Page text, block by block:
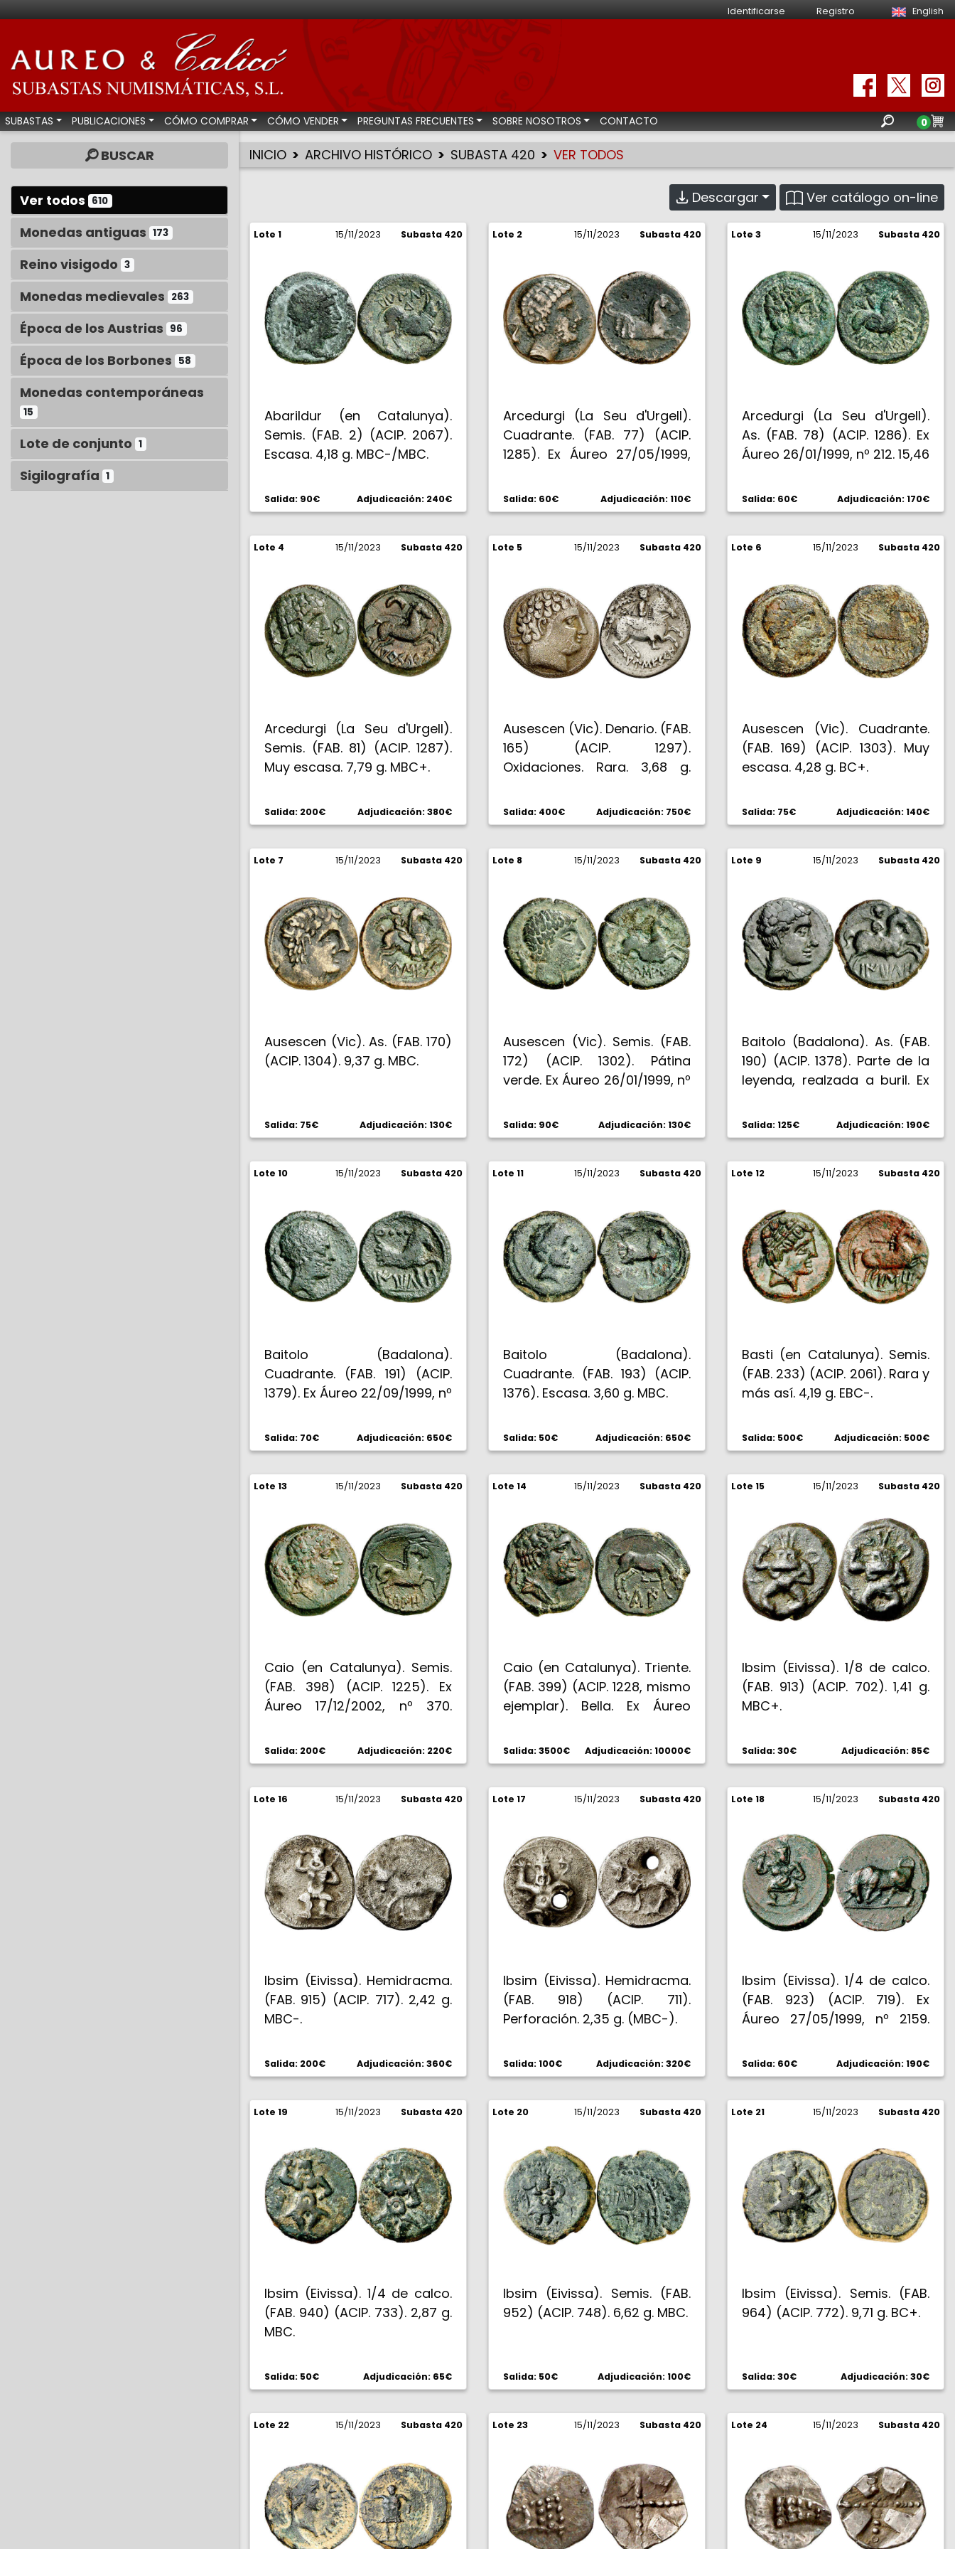
Identificarse Registro English
Aureo & Calicó - Subastas numismáticas
SUBASTAS PUBLICACIONES CÓMO COMPRAR CÓMO VENDER PREGUNTAS FRECUENTES SOBRE NOSOTROS CONTACTO 0
BUSCAR
Ver todos 610
Monedas antiguas 173
Reino visigodo 3
Monedas medievales 263
Época de los Austrias 96
Época de los Borbones 58
Monedas contemporáneas
15
Lote de conjunto 1
Sigilografía 1
INICIO ARCHIVO HISTÓRICO SUBASTA 420 VER TODOS
Descargar Ver catálogo on-line
Lote 1 15/11/2023 Subasta 420
Abarildur (en Catalunya).
Semis. (FAB. 2) (ACIP. 2067).
Escasa. 4,18 g. MBC-/MBC.
Salida: 90€ Adjudicación: 240€
Lote 2 15/11/2023 Subasta 420
Arcedurgi (La Seu d'Urgell).
Cuadrante. (FAB. 77) (ACIP.
1285). Ex Áureo 27/05/1999,
Salida: 60€ Adjudicación: 110€
Lote 3 15/11/2023 Subasta 420
Arcedurgi (La Seu d'Urgell).
As. (FAB. 78) (ACIP. 1286). Ex
Áureo 26/01/1999, nº 212. 15,46
Salida: 60€ Adjudicación: 170€
Lote 4 15/11/2023 Subasta 420
Arcedurgi (La Seu d'Urgell).
Semis. (FAB. 81) (ACIP. 1287).
Muy escasa. 7,79 g. MBC+.
Salida: 200€ Adjudicación: 380€
Lote 5 15/11/2023 Subasta 420
Ausescen (Vic). Denario. (FAB.
165) (ACIP. 1297).
Oxidaciones. Rara. 3,68 g.
Salida: 400€ Adjudicación: 750€
Lote 6 15/11/2023 Subasta 420
Ausescen (Vic). Cuadrante.
(FAB. 169) (ACIP. 1303). Muy
escasa. 4,28 g. BC+.
Salida: 75€ Adjudicación: 140€
Lote 7 15/11/2023 Subasta 420
Ausescen (Vic). As. (FAB. 170)
(ACIP. 1304). 9,37 g. MBC.
Salida: 75€ Adjudicación: 130€
Lote 8 15/11/2023 Subasta 420
Ausescen (Vic). Semis. (FAB.
172) (ACIP. 1302). Pátina
verde. Ex Áureo 26/01/1999, nº
MBC/MBC-.
Salida: 90€ Adjudicación: 130€
Lote 9 15/11/2023 Subasta 420
Baitolo (Badalona). As. (FAB.
190) (ACIP. 1378). Parte de la
leyenda, realzada a buril. Ex
9,58 g. MBC+/MBC.
Salida: 125€ Adjudicación: 190€
Lote 10 15/11/2023 Subasta 420
Baitolo (Badalona).
Cuadrante. (FAB. 191) (ACIP.
1379). Ex Áureo 22/09/1999, nº
Salida: 70€ Adjudicación: 650€
Lote 11 15/11/2023 Subasta 420
Baitolo (Badalona).
Cuadrante. (FAB. 193) (ACIP.
1376). Escasa. 3,60 g. MBC.
Salida: 50€ Adjudicación: 650€
Lote 12 15/11/2023 Subasta 420
Basti (en Catalunya). Semis.
(FAB. 233) (ACIP. 2061). Rara y
más así. 4,19 g. EBC-.
Salida: 500€ Adjudicación: 500€
Lote 13 15/11/2023 Subasta 420
Caio (en Catalunya). Semis.
(FAB. 398) (ACIP. 1225). Ex
Áureo 17/12/2002, nº 370.
Salida: 200€ Adjudicación: 220€
Lote 14 15/11/2023 Subasta 420
Caio (en Catalunya). Triente.
(FAB. 399) (ACIP. 1228, mismo
ejemplar). Bella. Ex Áureo
conocida. 4,22 g. EBC-.
Salida: 3500€ Adjudicación: 10000€
Lote 15 15/11/2023 Subasta 420
Ibsim (Eivissa). 1/8 de calco.
(FAB. 913) (ACIP. 702). 1,41 g.
MBC+.
Salida: 30€ Adjudicación: 85€
Lote 16 15/11/2023 Subasta 420
Ibsim (Eivissa). Hemidracma.
(FAB. 915) (ACIP. 717). 2,42 g.
MBC-.
Salida: 200€ Adjudicación: 360€
Lote 17 15/11/2023 Subasta 420
Ibsim (Eivissa). Hemidracma.
(FAB. 918) (ACIP. 711).
Perforación. 2,35 g. (MBC-).
Salida: 100€ Adjudicación: 320€
Lote 18 15/11/2023 Subasta 420
Ibsim (Eivissa). 1/4 de calco.
(FAB. 923) (ACIP. 719). Ex
Áureo 27/05/1999, nº 2159.
Salida: 60€ Adjudicación: 190€
Lote 19 15/11/2023 Subasta 420
Ibsim (Eivissa). 1/4 de calco.
(FAB. 940) (ACIP. 733). 2,87 g.
MBC.
Salida: 50€ Adjudicación: 65€
Lote 20 15/11/2023 Subasta 420
Ibsim (Eivissa). Semis. (FAB.
952) (ACIP. 748). 6,62 g. MBC.
Salida: 50€ Adjudicación: 100€
Lote 21 15/11/2023 Subasta 420
Ibsim (Eivissa). Semis. (FAB.
964) (ACIP. 772). 9,71 g. BC+.
Salida: 30€ Adjudicación: 30€
Lote 22 15/11/2023 Subasta 420 Lote 23 15/11/2023 Subasta 420 Lote 24 15/11/2023 Subasta 420